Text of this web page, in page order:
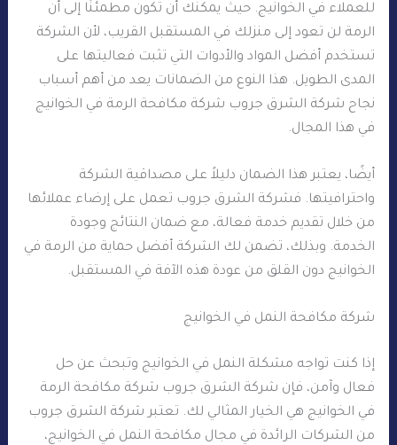
للعملاء في الخوانيج. حيث يمكنك أن تكون مطمئنًا إلى أن
الرمة لن تعود إلى منزلك في المستقبل القريب، لأن الشركة
تستخدم أفضل المواد والأدوات التي تثبت فعاليتها على
المدى الطويل. هذا النوع من الضمانات يعد من أهم أسباب
نجاح شركة الشرق جروب شركة مكافحة الرمة في الخوانيج
في هذا المجال.
أيضًا، يعتبر هذا الضمان دليلاً على مصداقية الشركة
واحترافيتها. فشركة الشرق جروب تعمل على إرضاء عملائها
من خلال تقديم خدمة فعالة، مع ضمان النتائج وجودة
الخدمة. وبذلك، تضمن لك الشركة أفضل حماية من الرمة في
الخوانيج دون القلق من عودة هذه الآفة في المستقبل.
شركة مكافحة النمل في الخوانيج
إذا كنت تواجه مشكلة النمل في الخوانيج وتبحث عن حل
فعال وآمن، فإن شركة الشرق جروب شركة مكافحة الرمة
في الخوانيج هي الخيار المثالي لك. تعتبر شركة الشرق جروب
من الشركات الرائدة في مجال مكافحة النمل في الخوانيج،